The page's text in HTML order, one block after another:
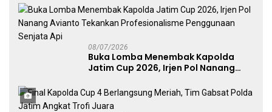
Publik
08/07/2026
Buka Lomba Menembak Kapolda
Jatim Cup 2026, Irjen Pol Nanang
Penggunaan Senjata Api